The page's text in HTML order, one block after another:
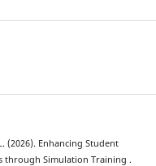
(2026). Enhancing Student
through Simulation Training .